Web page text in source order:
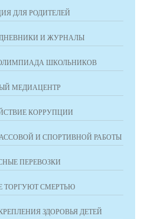
ДЛЯ РОДИТЕЛЕЙ
И ЖУРНАЛЫ
ШКОЛЬНИКОВ
МЕДИАЦЕНТР
КОРРУПЦИИ
И СПОРТИВНОЙ РАБОТЫ
ПЕРЕВОЗКИ
ТОРГУЮТ СМЕРТЬЮ
ЗДОРОВЬЯ ДЕТЕЙ